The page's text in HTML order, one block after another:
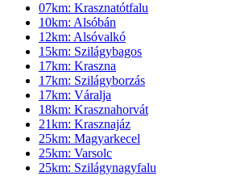
07km: Krasznatótfalu
10km: Alsóbán
12km: Alsóvalkó
15km: Szilágybagos
17km: Kraszna
17km: Szilágyborzás
17km: Váralja
18km: Krasznahorvát
21km: Krasznajáz
25km: Magyarkecel
25km: Varsolc
25km: Szilágynagyfalu